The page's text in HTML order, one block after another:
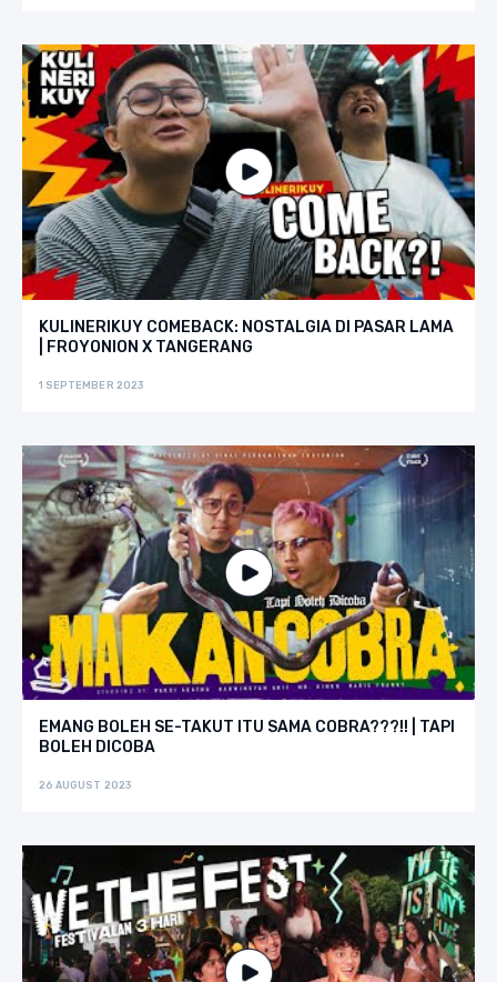
KULINERIKUY COMEBACK: NOSTALGIA DI PASAR LAMA
| FROYONION X TANGERANG
1 SEPTEMBER 2023
EMANG BOLEH SE-TAKUT ITU SAMA COBRA???!! | TAPI
BOLEH DICOBA
26 AUGUST 2023